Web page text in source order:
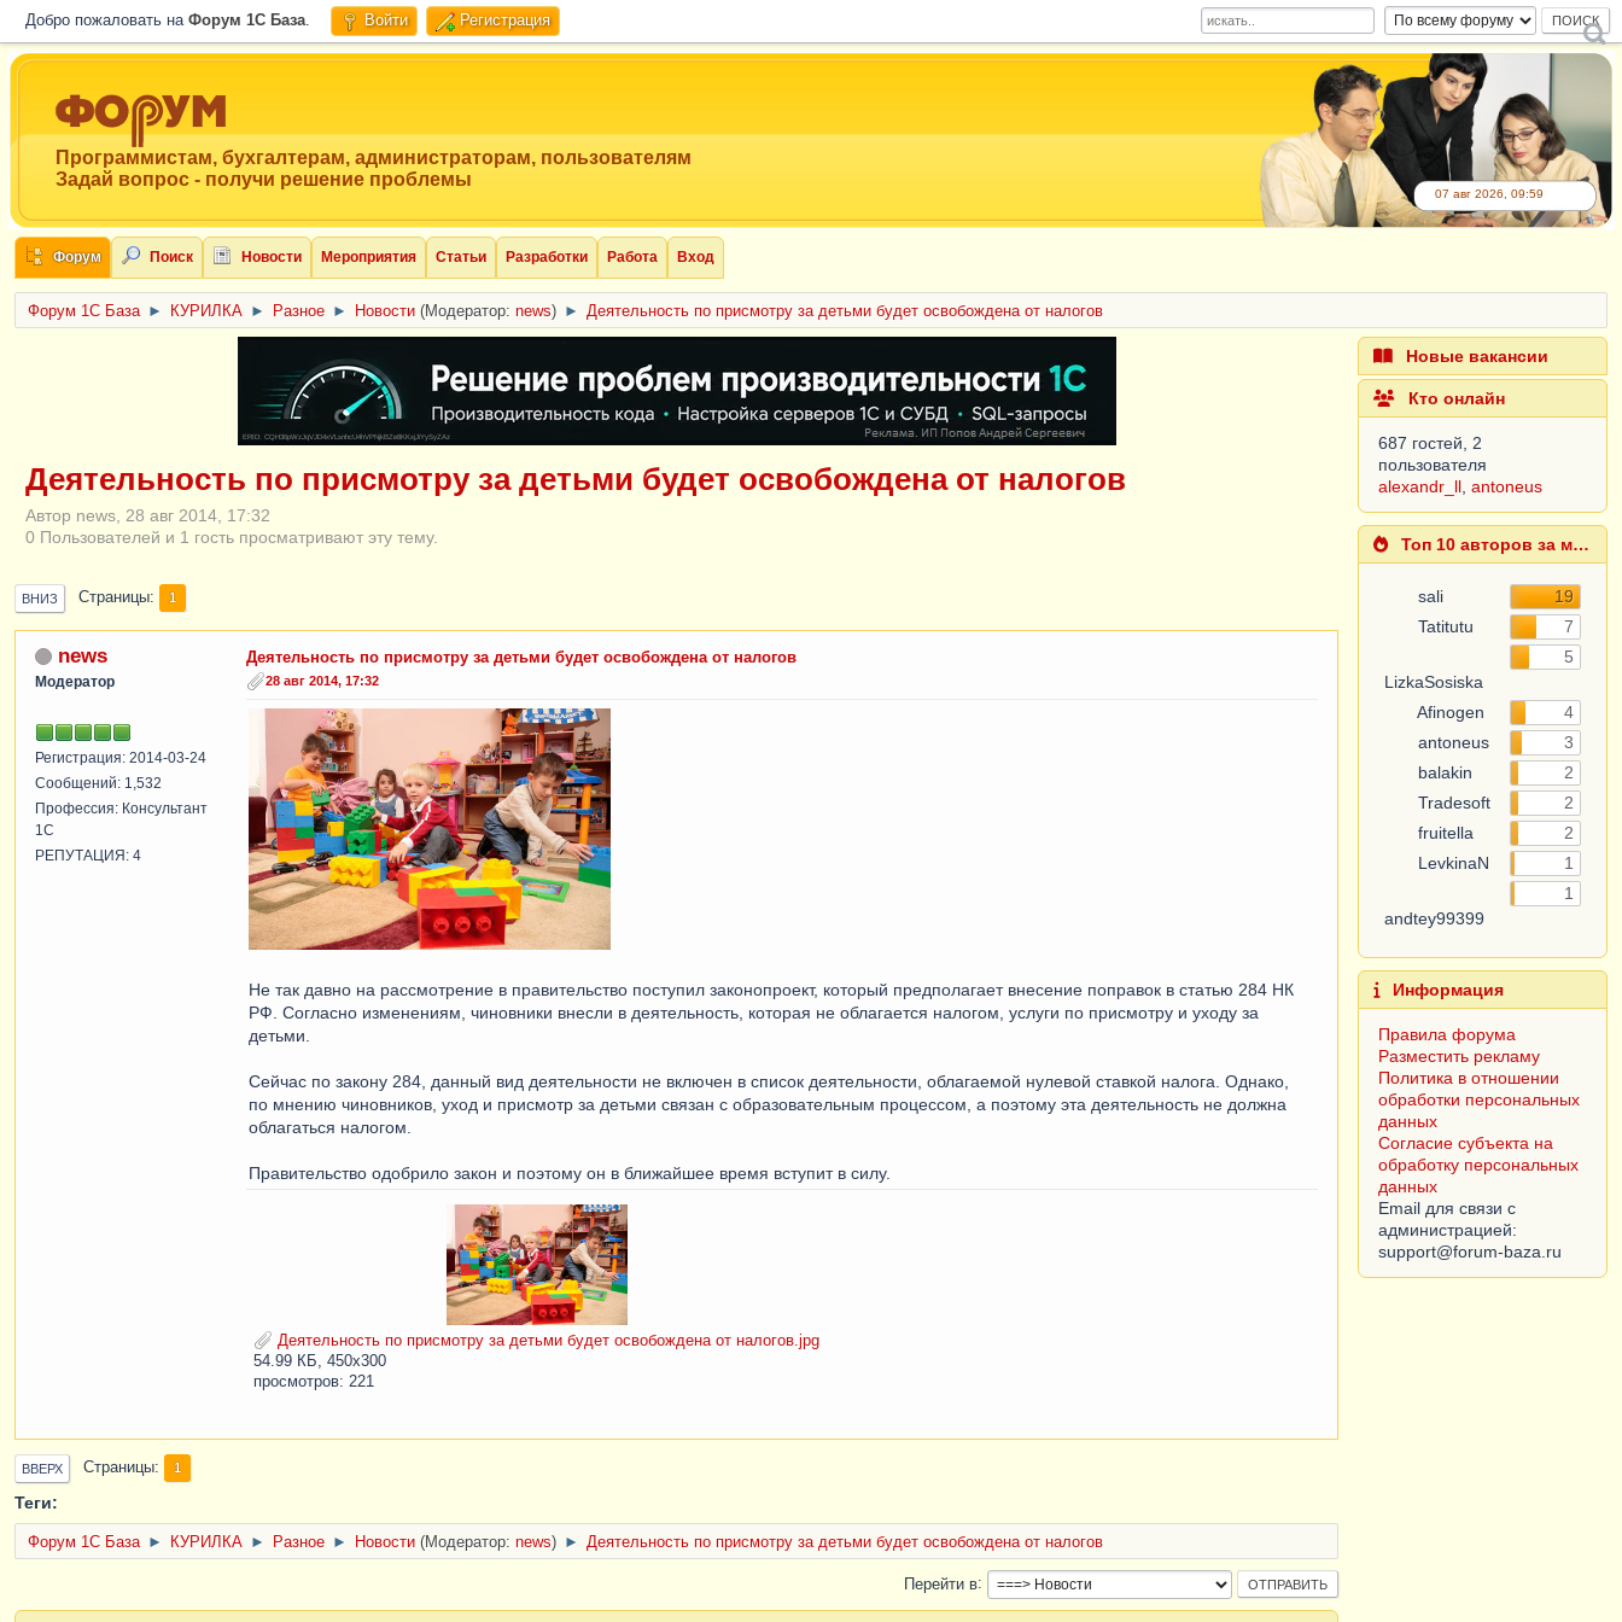
Добро пожаловать на Форум 1C База. Войти Регистрация
Программистам, бухгалтерам, администраторам, пользователям
Задай вопрос - получи решение проблемы
07 авг 2026, 09:59
Форум Поиск Новости Мероприятия Статьи Разработки Работа Вход
Форум 1C База ► КУРИЛКА ► Разное ► Новости (Модератор: news) ► Деятельность по присмотру за детьми будет освобождена от налогов
ERID: CQH36pWzJqVJD4xVLsnhcU4hVPNjkBZe8KKxjJiYySyZAz
Деятельность по присмотру за детьми будет освобождена от налогов
Автор news, 28 авг 2014, 17:32
0 Пользователей и 1 гость просматривают эту тему.
ВНИЗ Страницы 1
news
Модератор
Регистрация: 2014-03-24
Сообщений: 1,532
Профессия: Консультант
1С
РЕПУТАЦИЯ: 4
Деятельность по присмотру за детьми будет освобождена от налогов
28 авг 2014, 17:32
Не так давно на рассмотрение в правительство поступил законопроект, который предполагает внесение поправок в статью 284 НК
РФ. Согласно изменениям, чиновники внесли в деятельность, которая не облагается налогом, услуги по присмотру и уходу за
детьми.
Сейчас по закону 284, данный вид деятельности не включен в список деятельности, облагаемой нулевой ставкой налога. Однако,
по мнению чиновников, уход и присмотр за детьми связан с образовательным процессом, а поэтому эта деятельность не должна
облагаться налогом.
Правительство одобрило закон и поэтому он в ближайшее время вступит в силу.
Деятельность по присмотру за детьми будет освобождена от налогов.jpg
54.99 КБ, 450x300
просмотров: 221
ВВЕРХ Страницы 1
Теги:
Форум 1C База ► КУРИЛКА ► Разное ► Новости (Модератор: news) ► Деятельность по присмотру за детьми будет освобождена от налогов
Перейти в
Новые вакансии
Кто онлайн
687 гостей, 2
пользователя
alexandr_ll ,antoneus
Топ 10 авторов за месяц
19
Tatitutu
7
5
Afinogen
antoneus
3
balakin
2
Tradesoft
2
fruitella
2
LevkinaN
1
andtey99399
1
Правила форума
Разместить рекламу
Политика в отношении
обработки персональных
данных
Согласие субъекта на
обработку персональных
данных
Email для связи с
администрацией: